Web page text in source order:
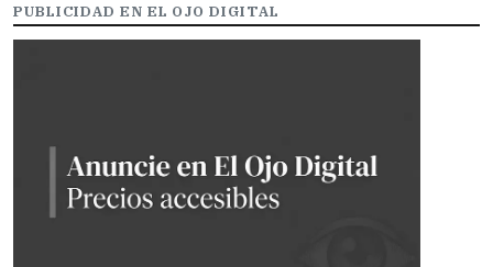
PUBLICIDAD EN EL OJO DIGITAL